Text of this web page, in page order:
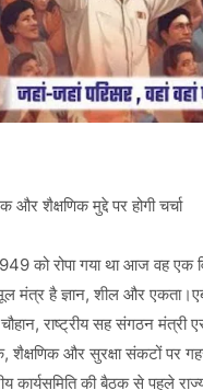
और शैक्षणिक मुद्दे पर होगी चर्चा
को रोपा गया था आज वह एक
मूल मंत्र है ज्ञान, शील और
राष्ट्रीय सह संगठन मंत्री
शैक्षणिक और सुरक्षा संकटों पर
कार्यसमिति की बैठक से पहले